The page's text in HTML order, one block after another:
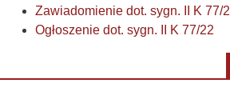
Zawiadomienie dot. sygn. II K 77/
Ogłoszenie dot. sygn. II K 77/22